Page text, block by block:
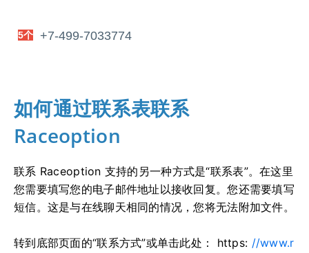
5个 +7-499-7033774
如何通过联系表联系
Raceoption
联系 Raceoption 支持的另一种方式是“联系表”。在这里
您需要填写您的电子邮件地址以接收回复。您还需要填写
短信。 这是与在线聊天相同的情况，您将无法附加文件。
转到底部页面的“联系方式”或单击此处： https: //www.r